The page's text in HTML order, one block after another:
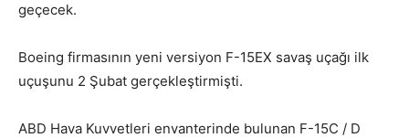
geçecek.
Boeing firmasının yeni versiyon F-15EX savaş uçağı ilk
uçuşunu 2 Şubat gerçekleştirmişti.
ABD Hava Kuvvetleri envanterinde bulunan F-15C / D